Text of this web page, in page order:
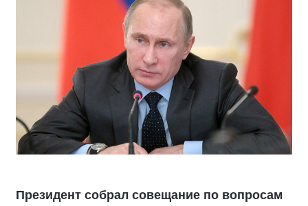
Президент собрал совещание по вопросам